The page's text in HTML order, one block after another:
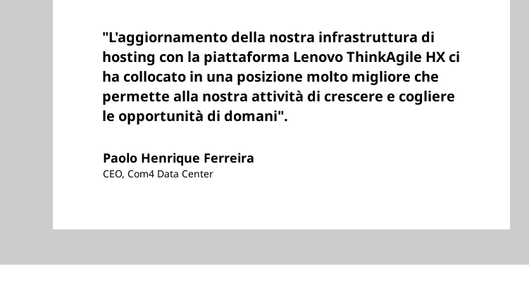
"L'aggiornamento della nostra infrastruttura di
hosting con la piattaforma Lenovo ThinkAgile HX ci
ha collocato in una posizione molto migliore che
permette alla nostra attività di crescere e cogliere
le opportunità di domani".
Paolo Henrique Ferreira
CEO, Com4 Data Center